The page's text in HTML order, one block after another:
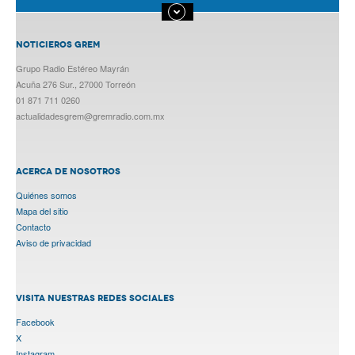
NOTICIEROS GREM
Grupo Radio Estéreo Mayrán
Acuña 276 Sur., 27000 Torreón
01 871 711 0260
actualidadesgrem@gremradio.com.mx
ACERCA DE NOSOTROS
Quiénes somos
Mapa del sitio
Contacto
Aviso de privacidad
VISITA NUESTRAS REDES SOCIALES
Facebook
X